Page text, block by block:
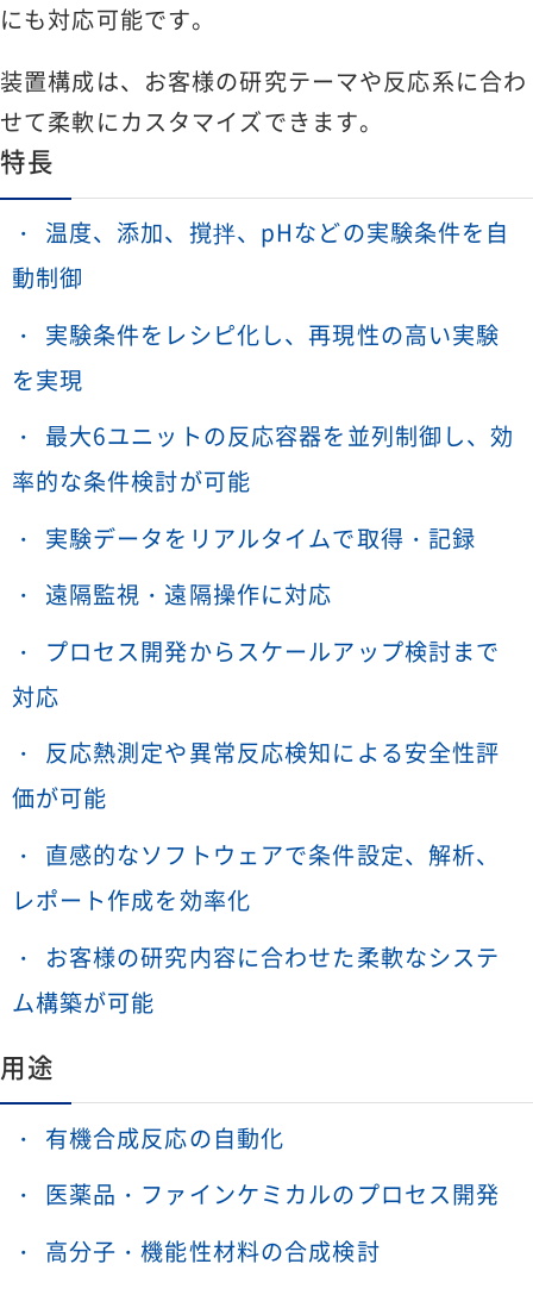
にも対応可能です。
装置構成は、お客様の研究テーマや反応系に合わ
せて柔軟にカスタマイズできます。
特長
温度、添加、撹拌、pHなどの実験条件を自
動制御
実験条件をレシピ化し、再現性の高い実験
を実現
最大6ユニットの反応容器を並列制御し、効
率的な条件検討が可能
実験データをリアルタイムで取得・記録
遠隔監視・遠隔操作に対応
プロセス開発からスケールアップ検討まで
対応
反応熱測定や異常反応検知による安全性評
価が可能
直感的なソフトウェアで条件設定、解析、
レポート作成を効率化
お客様の研究内容に合わせた柔軟なシステ
ム構築が可能
用途
有機合成反応の自動化
医薬品・ファインケミカルのプロセス開発
高分子・機能性材料の合成検討